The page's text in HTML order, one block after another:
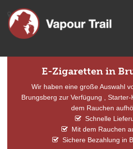
E-Zigaretten in
Wir haben eine große Auswahl
Brungsberg zur Verfügung ,
dem Rauchen
Schnelle
Mit dem Rauchen
Sichere Bezahlung in